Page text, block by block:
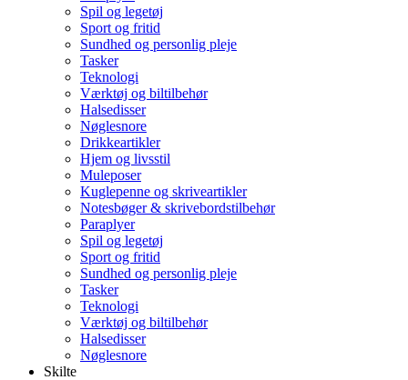
Spil og legetøj
Sport og fritid
Sundhed og personlig pleje
Tasker
Teknologi
Værktøj og biltilbehør
Halsedisser
Nøglesnore
Drikkeartikler
Hjem og livsstil
Muleposer
Kuglepenne og skriveartikler
Notesbøger & skrivebordstilbehør
Paraplyer
Spil og legetøj
Sport og fritid
Sundhed og personlig pleje
Tasker
Teknologi
Værktøj og biltilbehør
Halsedisser
Nøglesnore
Skilte